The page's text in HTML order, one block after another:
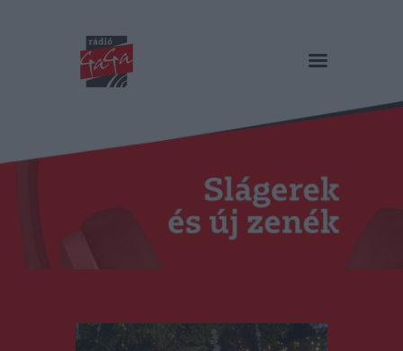
RÁDIÓ GAGA
Műsorok
Duma Duba
Podcast és videók
Stáb
Kapcsolat